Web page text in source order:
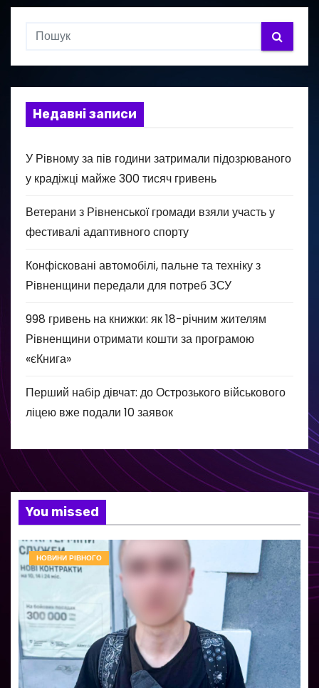
Недавні записи
У Рівному за пів години затримали підозрюваного
у крадіжці майже 300 тисяч гривень
Ветерани з Рівненської громади взяли участь у
фестивалі адаптивного спорту
Конфісковані автомобілі, пальне та техніку з
Рівненщини передали для потреб ЗСУ
998 гривень на книжки: як 18-річним жителям
Рівненщини отримати кошти за програмою
«єКнига»
Перший набір дівчат: до Острозького військового
ліцею вже подали 10 заявок
You missed
НОВИНИ РІВНОГО